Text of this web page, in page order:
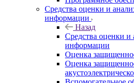
Средства оценки и
информации
Назад
Средства оценки и
информации
Оценка
Оценка